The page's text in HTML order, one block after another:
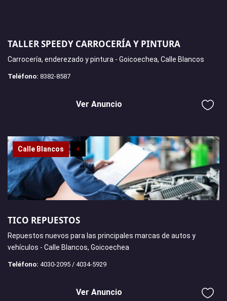
TALLER SPEEDY CARROCERÍA Y PINTURA
Carrocería, enderezado y pintura - Goicoechea, Calle Blancos
Teléfono: 8382-8587
Ver Anuncio
Calle Blancos +
TICO REPUESTOS
Repuestos nuevos para las principales marcas de autos y
vehículos - Calle Blancos, Goicoechea
Teléfono: 4030-2095 / 4034-5929
Ver Anuncio